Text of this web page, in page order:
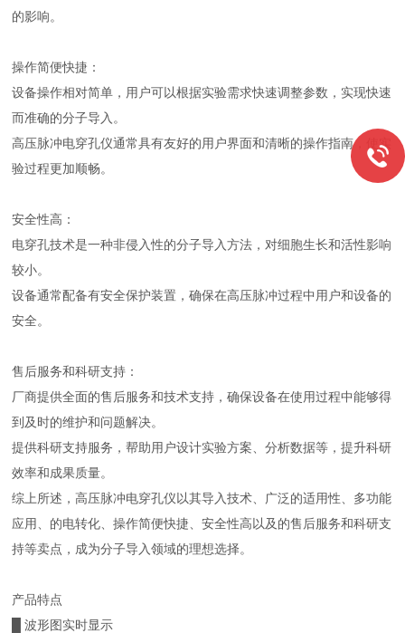
的影响。
操作简便快捷：
设备操作相对简单，用户可以根据实验需求快速调整参数，实现快速
而准确的分子导入。
高压脉冲电穿孔仪通常具有友好的用户界面和清晰的操作指南，使实
验过程更加顺畅。
安全性高：
电穿孔技术是一种非侵入性的分子导入方法，对细胞生长和活性影响
较小。
设备通常配备有安全保护装置，确保在高压脉冲过程中用户和设备的
安全。
售后服务和科研支持：
厂商提供全面的售后服务和技术支持，确保设备在使用过程中能够得
到及时的维护和问题解决。
提供科研支持服务，帮助用户设计实验方案、分析数据等，提升科研
效率和成果质量。
综上所述，高压脉冲电穿孔仪以其导入技术、广泛的适用性、多功能
应用、的电转化、操作简便快捷、安全性高以及的售后服务和科研支
持等卖点，成为分子导入领域的理想选择。
产品特点
█ 波形图实时显示